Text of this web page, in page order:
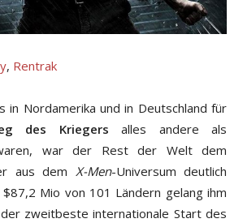
, Rentrak
in Nordamerika und in Deutschland für
des Kriegers alles andere als
war der Rest der Welt dem
aus dem X-Men-Universum deutlich
Mio von 101 Ländern gelang ihm
zweitbeste internationale Start des